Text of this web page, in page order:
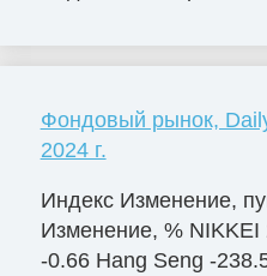
Фондовый рынок,
2024 г.
Индекс Изменение,
Изменение, % NIKKEI
-0.66 Hang Seng -